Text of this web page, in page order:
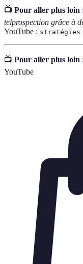
📺 Pour aller plus loin
telprospection grâce à
YouTube : stratégies
📺 Pour aller plus loin
YouTube